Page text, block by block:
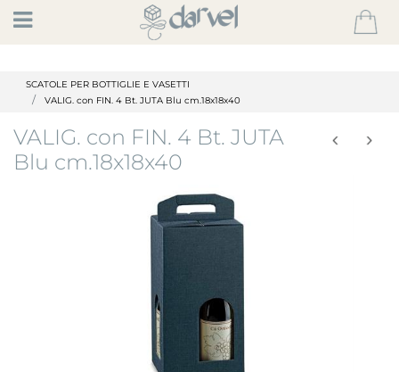
Open
SCATOLE PER BOTTIGLIE E VASETTI
VALIG. con FIN. 4 Bt. JUTA Blu cm.18x18x40
VALIG. con FIN. 4 Bt. JUTA
Blu cm.18x18x40